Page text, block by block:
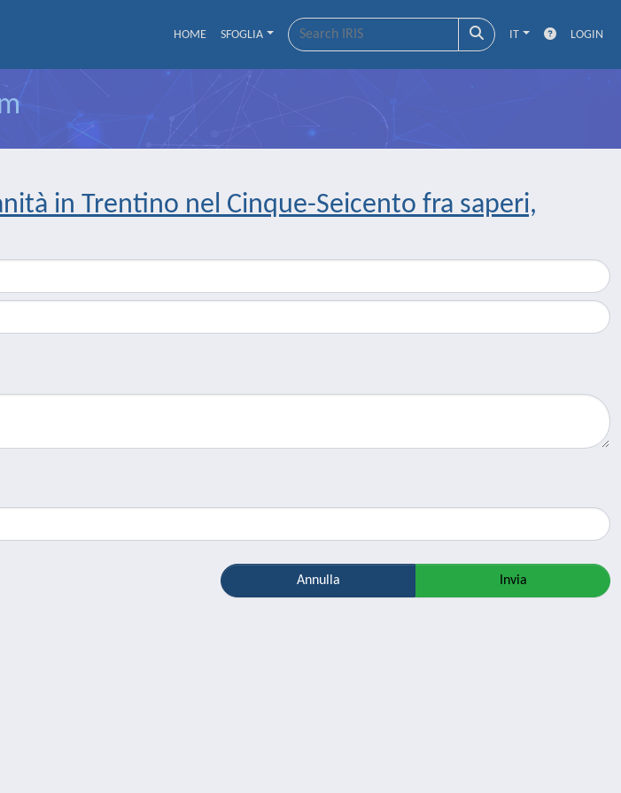
HOME SFOGLIA IT LOGIN
in Trentino nel Cinque-Seicento fra saperi,
Annulla Invia